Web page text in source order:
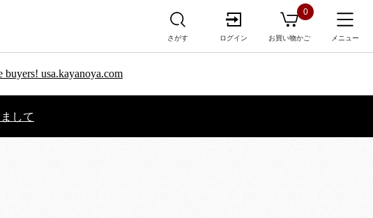
さがす ログイン お買い物かご
0
メニュー
usa.kayanoya.com
して